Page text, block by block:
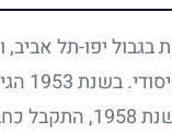
יפו-תל אביב,
בשנת1953
1958, התקבל